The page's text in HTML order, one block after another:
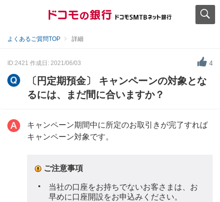
よくあるご質問TOP 詳細
ID:2421 作成日: 2021/06/03 4
〔円定期預金〕 キャンペーンの対象とな
るには、まだ間に合いますか？
キャンペーン期間中に所定のお取引きが完了すれば
キャンペーン対象です。
ご注意事項
当社の口座をお持ちでないお客さまは、お
早めに口座開設をお申込みください。